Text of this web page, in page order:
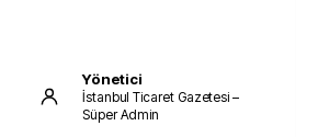
Yönetici
İstanbul Ticaret Gazetesi –
Süper Admin